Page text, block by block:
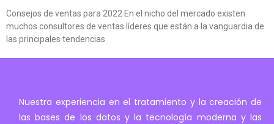
Consejos de ventas para 2022 En el nicho del mercado existen
muchos consultores de ventas líderes que están a la vanguardia de
las principales tendencias
Nuestra experiencia en el tratamiento y la creación de
las bases de los datos y la tecnología moderna y las